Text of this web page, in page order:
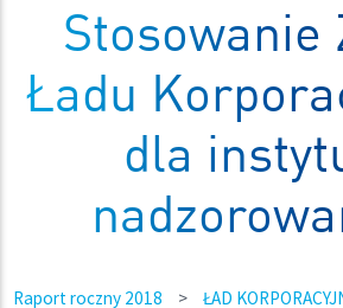
Stosowanie
Ładu
dla
Raport roczny 2018 > ŁAD